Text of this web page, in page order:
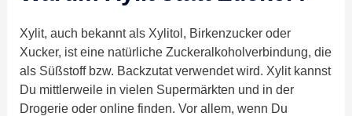
Xylit, auch bekannt als Xylitol, Birkenzucker oder
Xucker, ist eine natürliche Zuckeralkoholverbindung, die
als Süßstoff bzw. Backzutat verwendet wird. Xylit kannst
Du mittlerweile in vielen Supermärkten und in der
Drogerie oder online finden. Vor allem, wenn Du